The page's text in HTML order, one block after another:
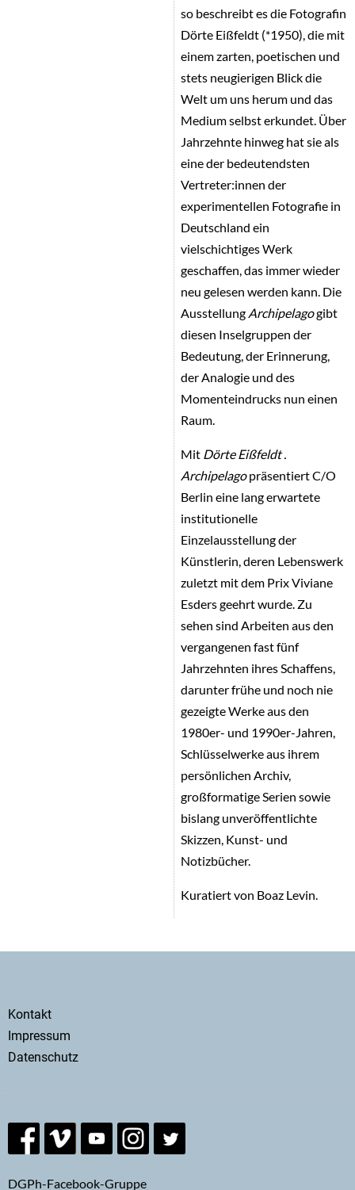
so beschreibt es die Fotografin
Dörte Eißfeldt (*1950), die mit
einem zarten, poetischen und
stets neugierigen Blick die
Welt um uns herum und das
Medium selbst erkundet. Über
Jahrzehnte hinweg hat sie als
eine der bedeutendsten
Vertreter:innen der
experimentellen Fotografie in
Deutschland ein
vielschichtiges Werk
geschaffen, das immer wieder
neu gelesen werden kann. Die
Ausstellung Archipelagogibt
diesen Inselgruppen der
Bedeutung, der Erinnerung,
der Analogie und des
Momenteindrucks nun einen
Raum.
Mit Dörte Eißfeldt .
Archipelagopräsentiert C/O
Berlin eine lang erwartete
institutionelle
Einzelausstellung der
Künstlerin, deren Lebenswerk
zuletzt mit dem Prix Viviane
Esders geehrt wurde. Zu
sehen sind Arbeiten aus den
vergangenen fast fünf
Jahrzehnten ihres Schaffens,
darunter frühe und noch nie
gezeigte Werke aus den
1980er- und 1990er-Jahren,
Schlüsselwerke aus ihrem
persönlichen Archiv,
großformatige Serien sowie
bislang unveröffentlichte
Skizzen, Kunst- und
Notizbücher.
Kuratiert von Boaz Levin.
Secondary
menu
Kontakt
Impressum
Datenschutz
DGPh-Facebook-Gruppe